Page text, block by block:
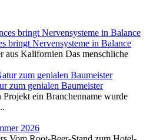
bringt Nervensysteme in Balance
aus Kalifornien Das menschliche
zum genialen Baumeister
Projekt ein Branchenname wurde
2026